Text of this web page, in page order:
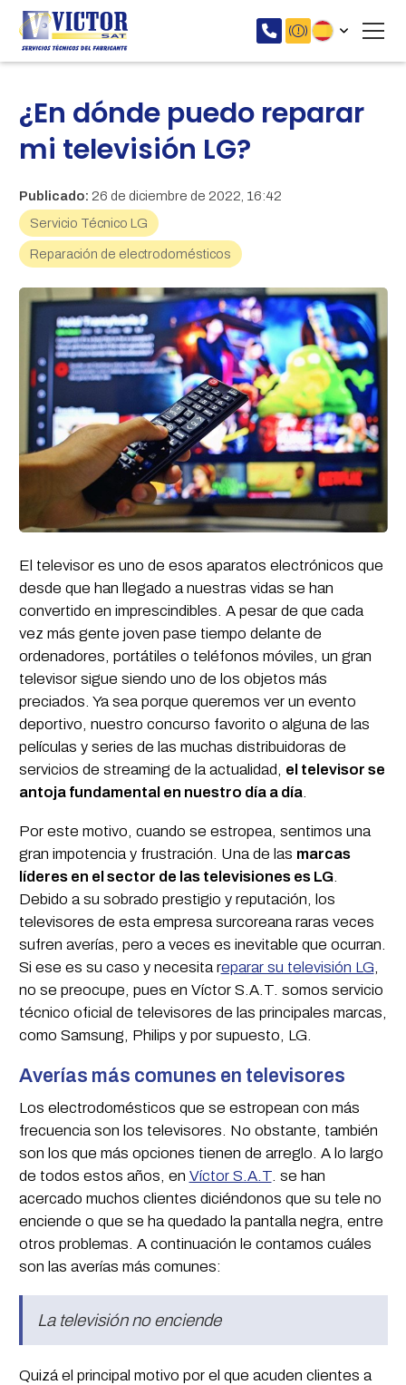
¿En dónde puedo reparar
mi televisión LG?
Publicado: 26 de diciembre de 2022, 16:42
Servicio Técnico LG
Reparación de electrodomésticos
El televisor es uno de esos aparatos electrónicos que
desde que han llegado a nuestras vidas se han
convertido en imprescindibles. A pesar de que cada
vez más gente joven pase tiempo delante de
ordenadores, portátiles o teléfonos móviles, un gran
televisor sigue siendo uno de los objetos más
preciados. Ya sea porque queremos ver un evento
deportivo, nuestro concurso favorito o alguna de las
películas y series de las muchas distribuidoras de
servicios de streaming de la actualidad, el televisor se
antoja fundamental en nuestro día a día.
Por este motivo, cuando se estropea, sentimos una
gran impotencia y frustración. Una de las marcas
líderes en el sector de las televisiones es LG.
Debido a su sobrado prestigio y reputación, los
televisores de esta empresa surcoreana raras veces
sufren averías, pero a veces es inevitable que ocurran.
Si ese es su caso y necesita reparar su televisión LG,
no se preocupe, pues en Víctor S.A.T. somos servicio
técnico oficial de televisores de las principales marcas,
como Samsung, Philips y por supuesto, LG.
Averías más comunes en televisores
Los electrodomésticos que se estropean con más
frecuencia son los televisores. No obstante, también
son los que más opciones tienen de arreglo. A lo largo
de todos estos años, en Víctor S.A.T. se han
acercado muchos clientes diciéndonos que su tele no
enciende o que se ha quedado la pantalla negra, entre
otros problemas. A continuación le contamos cuáles
son las averías más comunes:
La televisión no enciende
Quizá el principal motivo por el que acuden clientes a